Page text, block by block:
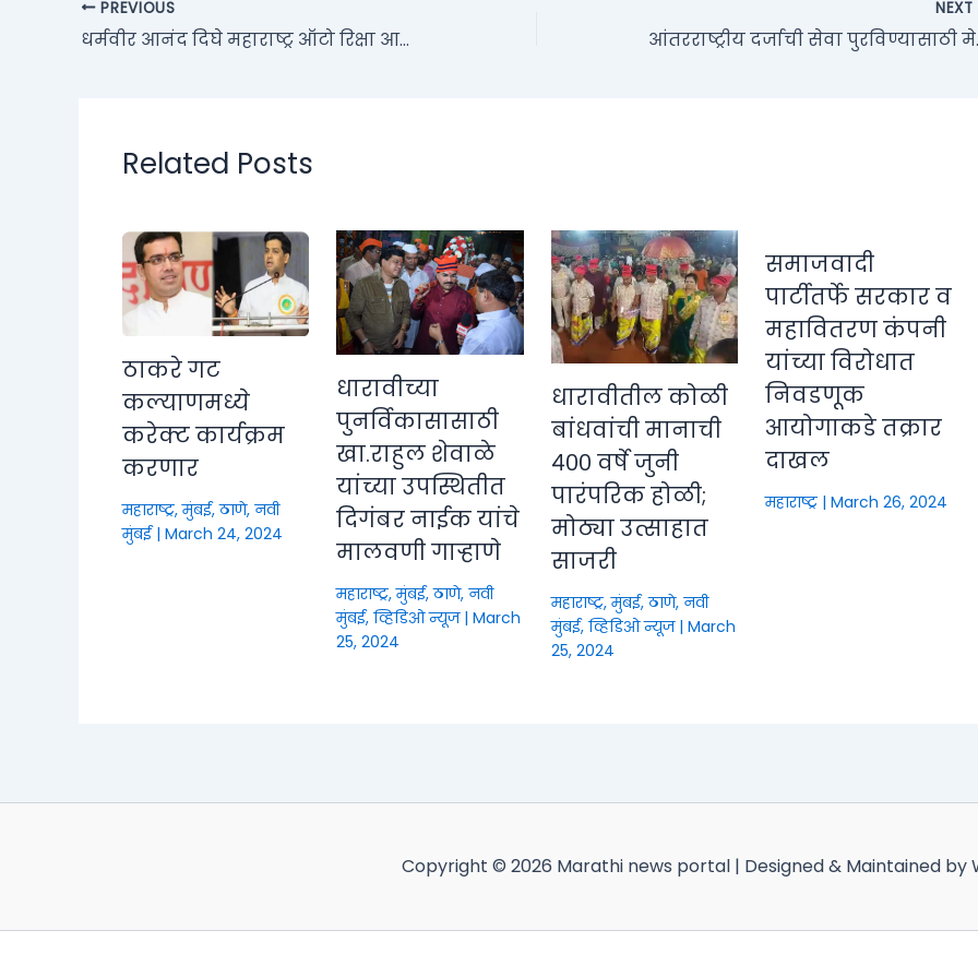
PREVIOUS
धर्मवीर आनंद दिघे महाराष्ट्र ऑटो रिक्षा आणि मिटर्ड टॅक्सी चालक कल्याणकारी मंडळाची झाली स्थापना
NEXT
आंतरराष्ट्रीय दर्जाची
Related Posts
ठाकरे गट
कल्याणमध्ये
करेक्ट कार्यक्रम
करणार
महाराष्ट्र,मुंबई, ठाणे, नवी
मुंबई| March 24, 2024
धारावीच्या
पुनर्विकासासाठी
खा.राहुल शेवाळे
यांच्या उपस्थितीत
दिगंबर नाईक यांचे
मालवणी गाऱ्हाणे
महाराष्ट्र,मुंबई, ठाणे, नवी
मुंबई,व्हिडिओ न्यूज|March
25, 2024
धारावीतील कोळी
बांधवांची मानाची
४०० वर्षे जुनी
पारंपरिक होळी;
मोठ्या उत्साहात
साजरी
महाराष्ट्र,मुंबई, ठाणे, नवी
मुंबई, व्हिडिओ न्यूज| March
25, 2024
समाजवादी
पार्टीतर्फे सरकार व
महावितरण कंपनी
यांच्या विरोधात
निवडणूक
आयोगाकडे तक्रार
दाखल
महाराष्ट्र| March 26, 2024
Copyright © 2026 Marathi news portal | Designed & Maintained by